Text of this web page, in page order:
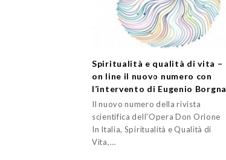
Spiritualità e qualità di vita –
on line il nuovo numero con
l’intervento di Eugenio Borgna
Il nuovo numero della rivista
scientifica dell'Opera Don Orione
In Italia, Spiritualità e Qualità di
Vita,…